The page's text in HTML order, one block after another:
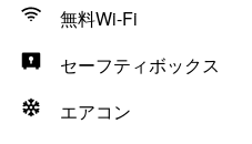
無料Wi-Fi
セーフティボックス
エアコン